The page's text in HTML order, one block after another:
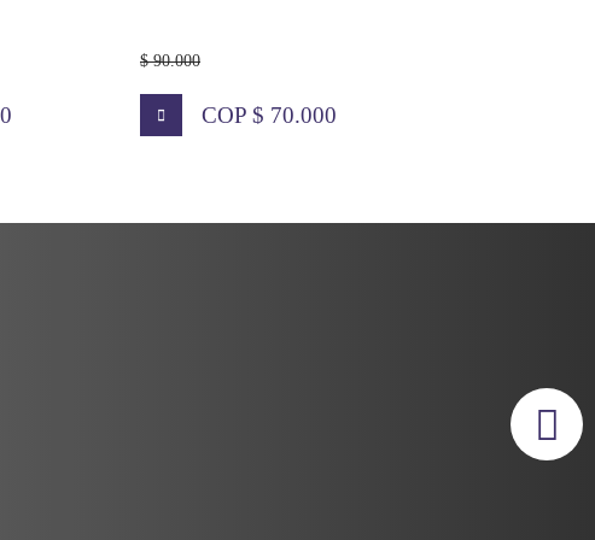
$ 90.000
COP $ 70.000